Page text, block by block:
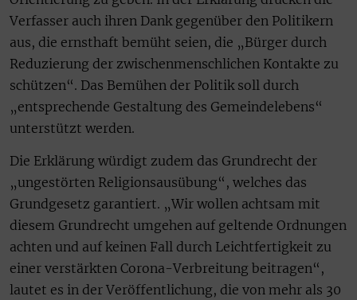
Verfasser auch ihren Dank gegenüber den Politikern
aus, die ernsthaft bemüht seien, die „Bürger durch
Reduzierung der zwischenmenschlichen Kontakte zu
schützen“. Das Bemühen der Politik soll durch
„entsprechende Gestaltung des Gemeindelebens“
unterstützt werden.
Die Erklärung würdigt zudem das Grundrecht der
„ungestörten Religionsausübung“, welches das
Grundgesetz garantiert. „Wir wollen achtsam mit
diesem Grundrecht umgehen auf geltende Ordnungen
achten und auf keinen Fall durch Leichtfertigkeit zu
einer verstärkten Corona-Verbreitung beitragen“,
lautet es in der Veröffentlichung, die von mehr als 30